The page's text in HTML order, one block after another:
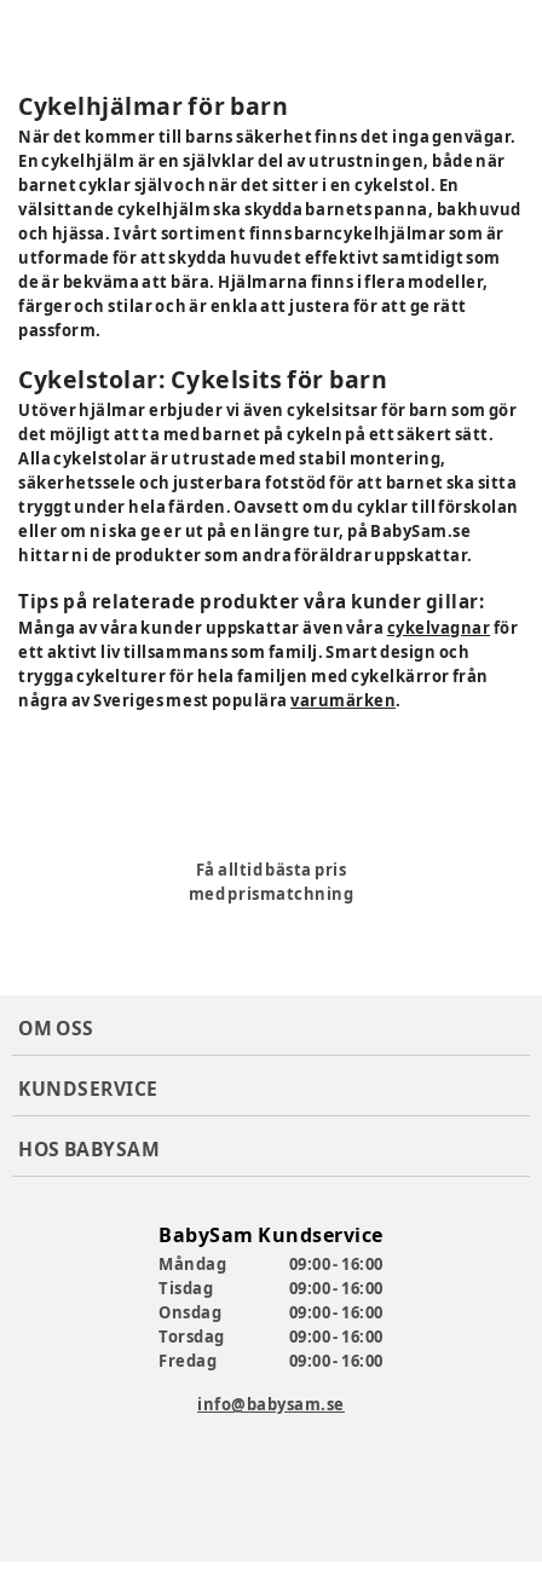
Cykelhjälmar för barn
När det kommer till barns säkerhet finns det inga genvägar.
En cykelhjälm är en självklar del av utrustningen, både när
barnet cyklar själv och när det sitter i en cykelstol. En
välsittande cykelhjälm ska skydda barnets panna, bakhuvud
och hjässa. I vårt sortiment finns barncykelhjälmar som är
utformade för att skydda huvudet effektivt samtidigt som
de är bekväma att bära. Hjälmarna finns i flera modeller,
färger och stilar och är enkla att justera för att ge rätt
passform.
Cykelstolar: Cykelsits för barn
Utöver hjälmar erbjuder vi även cykelsitsar för barn som gör
det möjligt att ta med barnet på cykeln på ett säkert sätt.
Alla cykelstolar är utrustade med stabil montering,
säkerhetssele och justerbara fotstöd för att barnet ska sitta
tryggt under hela färden. Oavsett om du cyklar till förskolan
eller om ni ska ge er ut på en längre tur, på BabySam.se
hittar ni de produkter som andra föräldrar uppskattar.
Tips på relaterade produkter våra kunder gillar:
Många av våra kunder uppskattar även våra cykelvagnarför
ett aktivt liv tillsammans som familj. Smart design och
trygga cykelturer för hela familjen med cykelkärror från
några av Sveriges mest populäravarumärken.
Få alltid bästa pris
med prismatchning
OM OSS
KUNDSERVICE
HOS BABYSAM
BabySam Kundservice
Måndag
09:00 - 16:00
Tisdag
09:00 - 16:00
Onsdag
09:00 - 16:00
Torsdag
09:00 - 16:00
Fredag
09:00 - 16:00
info@babysam.se